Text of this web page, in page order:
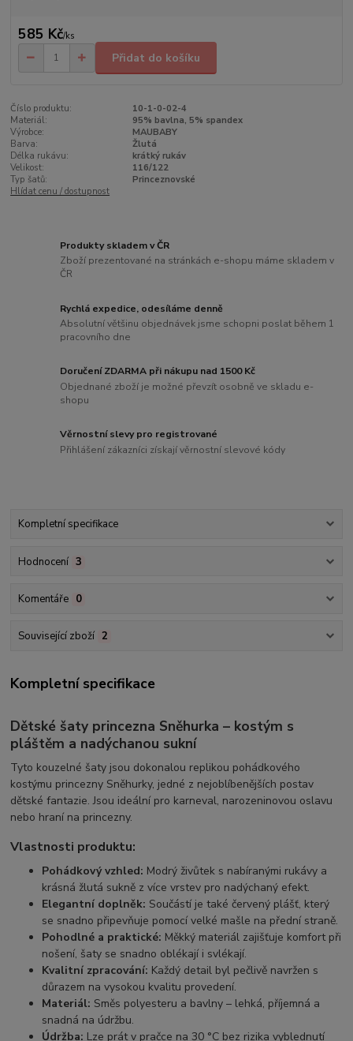
585 Kč/ks
Přidat do košíku
Číslo produktu:
10-1-0-02-4
Materiál:
95% bavlna, 5% spandex
Výrobce:
MAUBABY
Barva:
Žlutá
Délka rukávu:
krátký rukáv
Velikost:
116/122
Typ šatů:
Princeznovské
Hlídat cenu / dostupnost
Produkty skladem v ČR
Zboží prezentované na stránkách e-shopu máme skladem v
ČR
Rychlá expedice, odesíláme denně
Absolutní většinu objednávek jsme schopni poslat během 1
pracovního dne
Doručení ZDARMA při nákupu nad 1500 Kč
Objednané zboží je možné převzít osobně ve skladu e-
shopu
Věrnostní slevy pro registrované
Přihlášení zákazníci získají věrnostní slevové kódy
Kompletní specifikace
Hodnocení 3
Komentáře 0
Související zboží 2
Kompletní specifikace
Dětské šaty princezna Sněhurka – kostým s
pláštěm a nadýchanou sukní
Tyto kouzelné šaty jsou dokonalou replikou pohádkového
kostýmu princezny Sněhurky, jedné z nejoblíbenějších postav
dětské fantazie. Jsou ideální pro karneval, narozeninovou oslavu
nebo hraní na princezny.
Vlastnosti produktu:
Pohádkový vzhled: Modrý živůtek s nabíranými rukávy a
krásná žlutá sukně z více vrstev pro nadýchaný efekt.
Elegantní doplněk: Součástí je také červený plášť, který
se snadno připevňuje pomocí velké mašle na přední straně.
Pohodlné a praktické: Měkký materiál zajišťuje komfort při
nošení, šaty se snadno oblékají i svlékají.
Kvalitní zpracování: Každý detail byl pečlivě navržen s
důrazem na vysokou kvalitu provedení.
Materiál: Směs polyesteru a bavlny – lehká, příjemná a
snadná na údržbu.
Údržba: Lze prát v pračce na 30 °C bez rizika vyblednutí